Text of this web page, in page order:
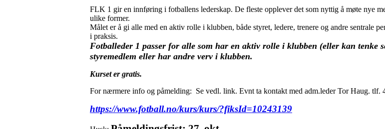
FLK 1 gir en innføring i fotballens lederskap. De fleste opplever det som nyttig å møte nye
ulike former.
Målet er å gi alle med en aktiv rolle i klubben, både styret, ledere, trenere og andre sentrale
i praksis.
Fotballeder 1 passer for alle som har en aktiv rolle i klubben (eller kan tenke
styremedlem eller har andre verv i klubben.
Kurset er gratis.
For nærmere info og påmelding: Se vedl. link. Evnt ta kontakt med adm.leder Tor Haug. tlf.
https://www.fotball.no/kurs/kurs/?fiksId=10243139